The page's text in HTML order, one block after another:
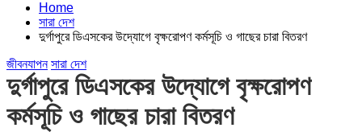
Home
সারা দেশ
দুর্গাপুরে ডিএসকের উদ্যোগে বৃক্ষরোপণ কর্মসূচি ও গাছের চারা বিতরণ
জীবনযাপন সারা দেশ
দুর্গাপুরে ডিএসকের উদ্যোগে বৃক্ষরোপণ
কর্মসূচি ও গাছের চারা বিতরণ